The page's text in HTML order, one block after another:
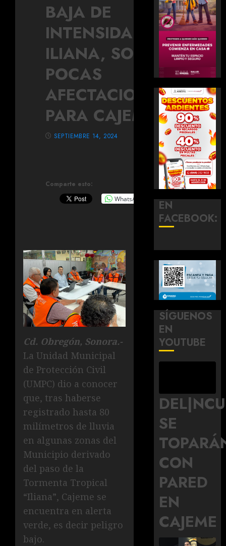
BAJA DE
INTENSIDAD
ILIANA, SON
POCAS
AFECTACIONES
PARA CAJEME
Comparte esto:
WhatsApp
SEPTIEMBRE 14, 2024
Cd. Obregón, Sonora.-
La Unidad Municipal
de Protección Civil
(UMPC) dio a conocer
que, tras haberse
registrado hasta 80
milímetros de lluvia
en algunas zonas del
Municipio derivado
del paso de la
Tormenta Tropical
“Iliana”, Cajeme se
encuentra en alerta
verde, es decir peligro
bajo.
EN
FACEBOOK:
SÍGUENOS
EN
YOUTUBE
SE
CON
PARED
EN
CAJEME